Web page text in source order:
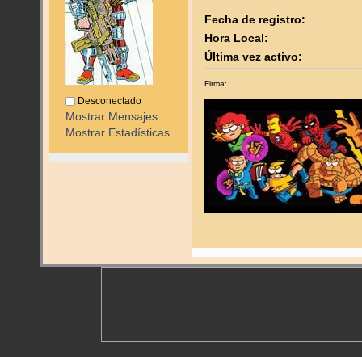
Desconectado
Mostrar Mensajes
Mostrar Estadísticas
Fecha de registro:
Hora Local:
Última vez activo:
Firma: